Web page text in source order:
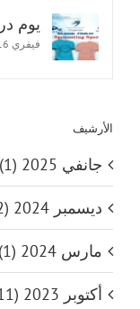
يوم
فيفري 26th, 2016
الأرشيف
جانفي 2025 (1)
ديسمبر 2024 (2)
مارس 2024 (1)
أكتوبر 2023 (11)